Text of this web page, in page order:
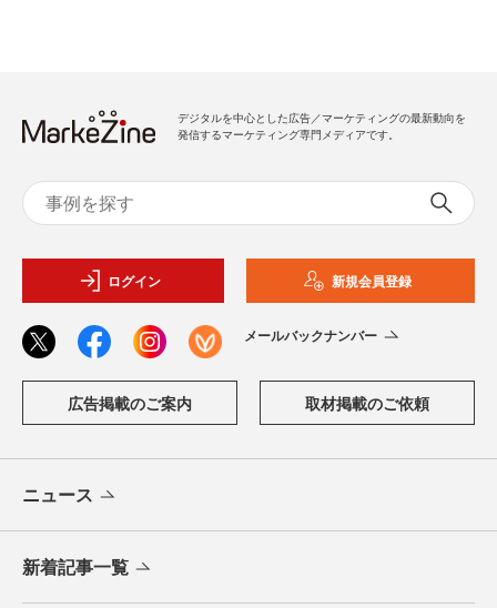
デジタルを中心とした広告／マーケティングの最新動向を
発信するマーケティング専門メディアです。
ログイン 新規会員登録
メールバックナンバー
広告掲載のご案内 取材掲載のご依頼
ニュース
新着記事一覧